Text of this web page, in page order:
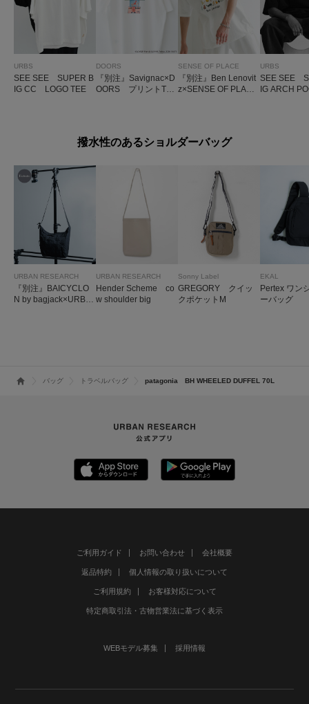
URBS
SEE SEE SUPER B
IG CC LOGO TEE
DOORS
『別注』Savignac×D
OORS プリントTシ
SENSE OF PLACE
『別注』Ben Lenovit
z×SENSE OF PLACE
URBS
SEE SEE
IG ARCH
撥水性のあるショルダーバッグ
URBAN RESEARCH
『別注』BAICYCLO
N by bagjack×URBA
URBAN RESEARCH
Hender Scheme co
w shoulder big
Sonny Label
GREGORY クイッ
クポケットM
EKAL
Pertex ワン
ーバッグ
バッグ トラベルバッグ patagonia BH WHEELED DUFFEL 70L
ご利用ガイド お問い合わせ 会社概要
返品特約 個人情報の取り扱いについて
ご利用規約 お客様対応について
特定商取引法・古物営業法に基づく表示
WEBモデル募集 採用情報